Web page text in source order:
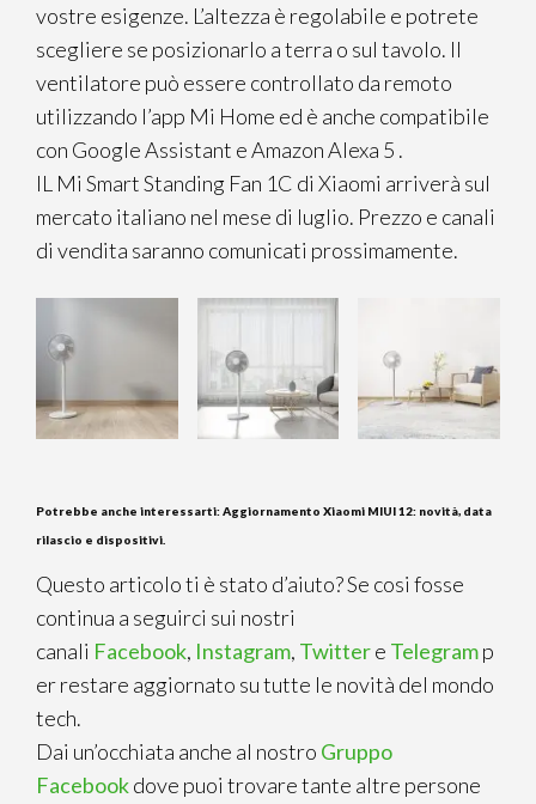
vostre esigenze. L’altezza è regolabile e potrete
scegliere se posizionarlo a terra o sul tavolo. Il
ventilatore può essere controllato da remoto
utilizzando l’app Mi Home ed è anche compatibile
con Google Assistant e Amazon Alexa 5 .
IL Mi Smart Standing Fan 1C di Xiaomi arriverà sul
mercato italiano nel mese di luglio. Prezzo e canali
di vendita saranno comunicati prossimamente.
Potrebbe anche interessarti:Aggiornamento Xiaomi MIUI 12: novità, data
rilascio e dispositivi.
Questo articolo ti è stato d’aiuto? Se cosi fosse
continua a seguirci sui nostri
canali Facebook, Instagram, Twittere Telegramp
er restare aggiornato su tutte le novità del mondo
tech.
Dai un’occhiata anche al nostro Gruppo
Facebookdove puoi trovare tante altre persone